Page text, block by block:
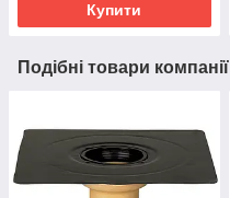
Купити
Подібні товари компанії